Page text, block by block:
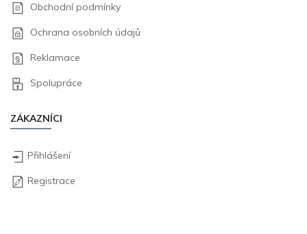
Obchodní podmínky
Ochrana osobních údajů
Reklamace
Spolupráce
ZÁKAZNÍCI
Přihlášení
Registrace